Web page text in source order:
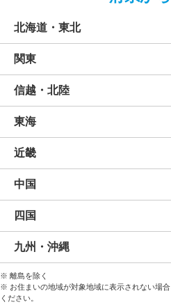
北海道・東北
関東
信越・北陸
東海
近畿
中国
四国
九州・沖縄
※ 離島を除く
※ お住まいの地域が対象地域に表示されない場
ください。